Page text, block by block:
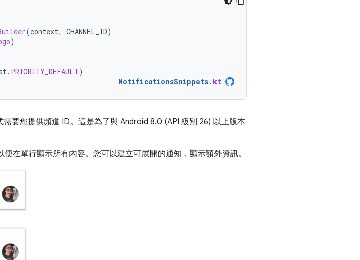
(context, CHANNEL_ID)
)
. PRIORITY_DEFAULT)
NotificationsSnippets. kt
需要您提供頻道 ID。這是為了與 Android 8.0 (API 級別 26) 以上版本
在單行顯示所有內容。您可以建立可展開的通知，顯示額外資訊。